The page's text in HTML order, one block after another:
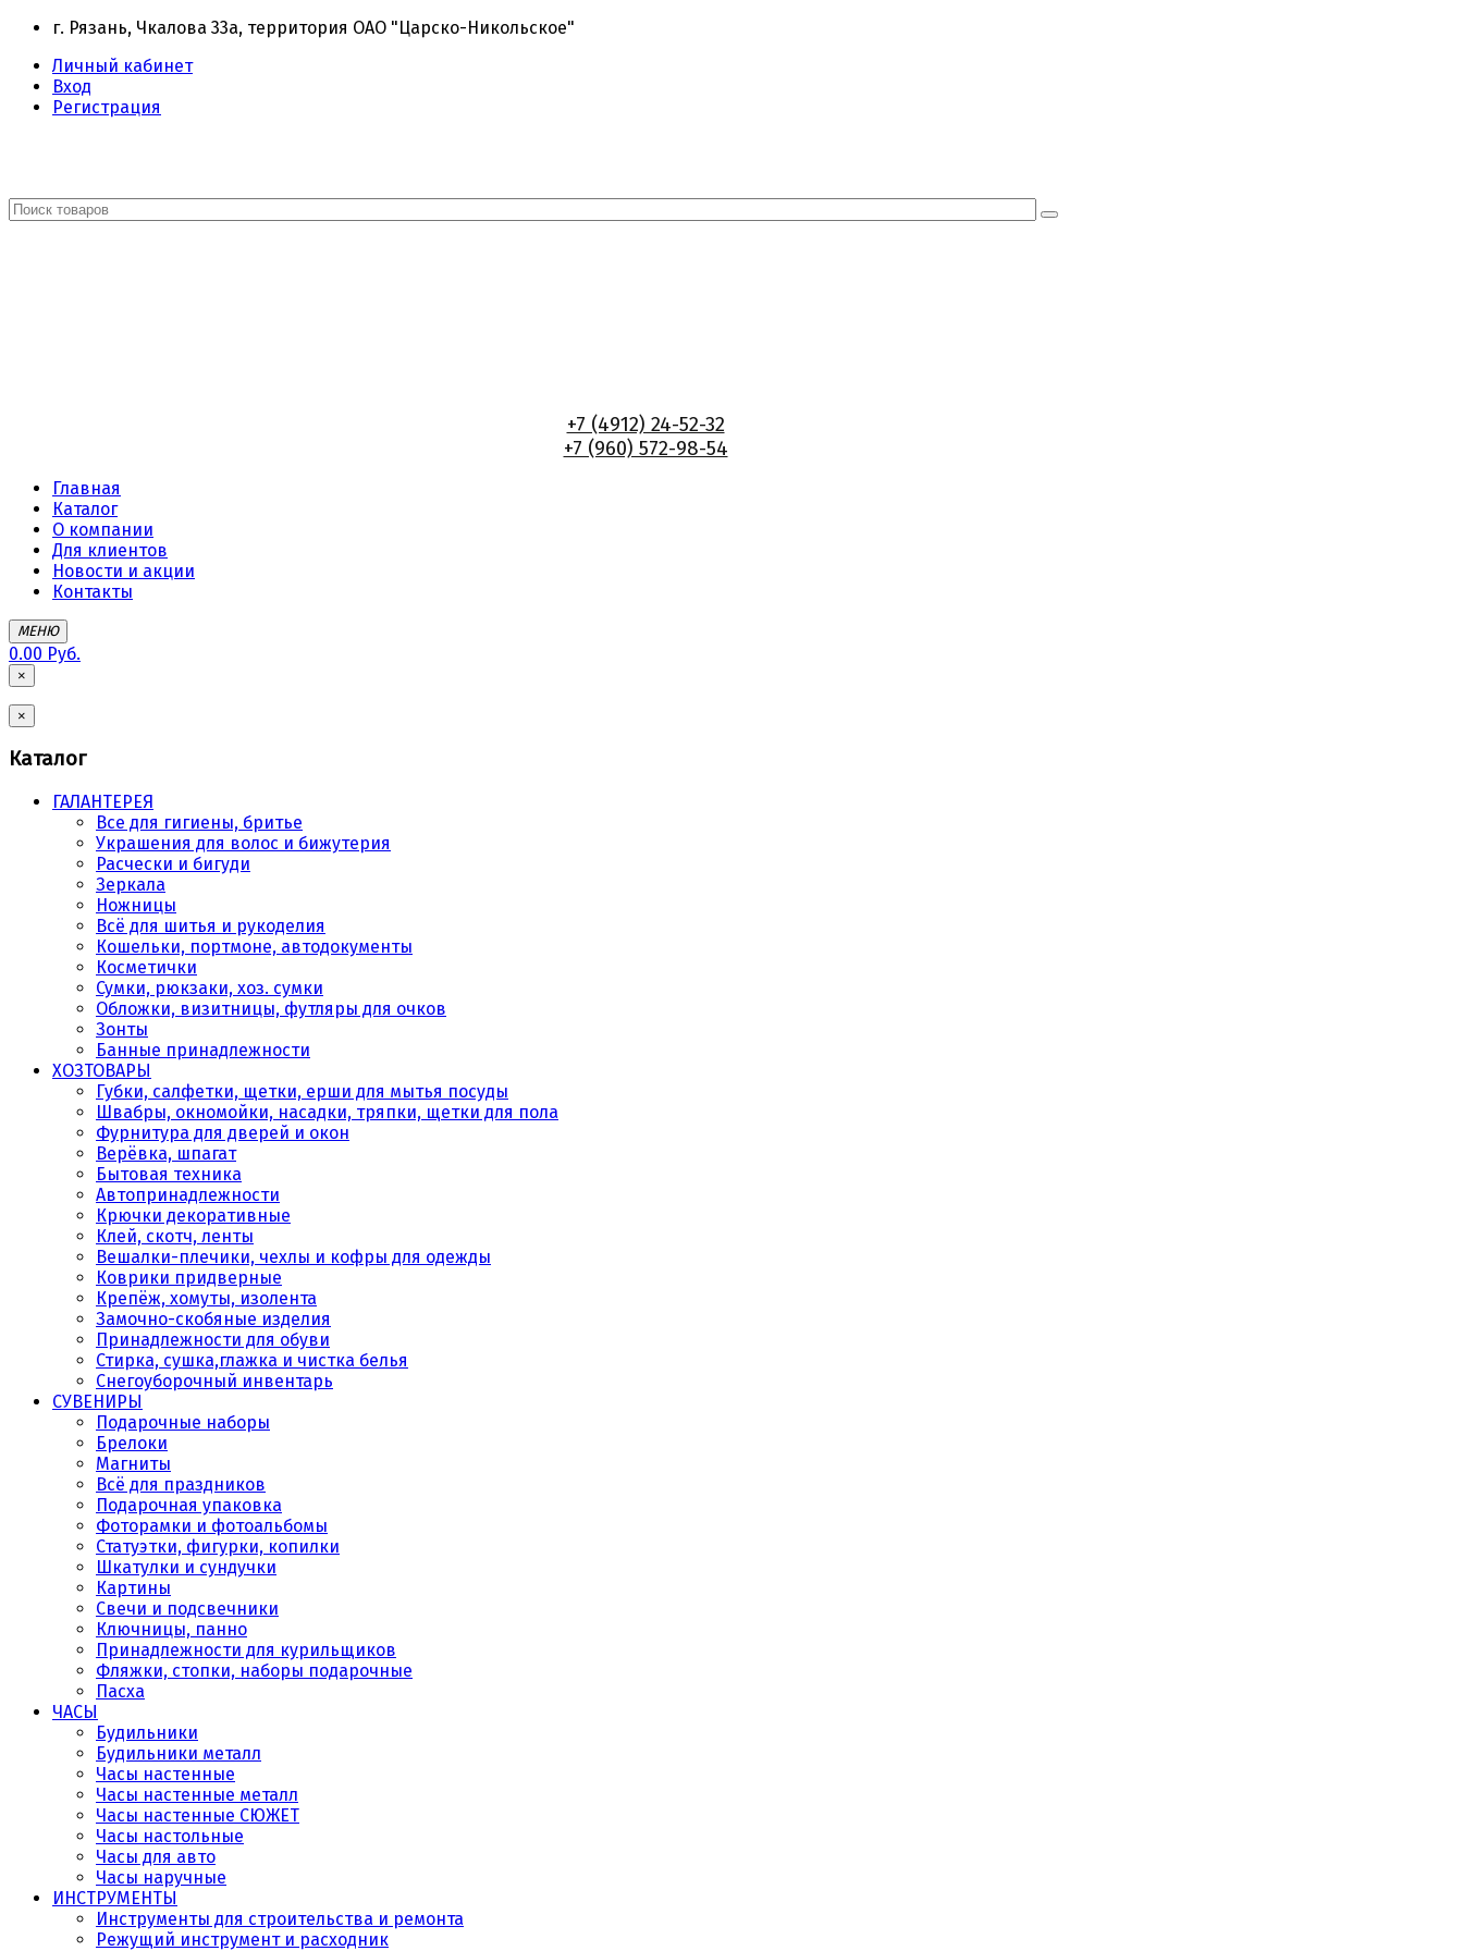
г. Рязань, Чкалова 33а, территория ОАО "Царско-Никольское"
Личный кабинет
Вход
Регистрация
+7 (4912) 24-52-32
+7 (960) 572-98-54
Главная
Каталог
О компании
Для клиентов
Новости и акции
Контакты
МЕНЮ
0.00 Руб.
×
×
Каталог
ГАЛАНТЕРЕЯ
Все для гигиены, бритье
Украшения для волос и бижутерия
Расчески и бигуди
Зеркала
Ножницы
Всё для шитья и рукоделия
Кошельки, портмоне, автодокументы
Косметички
Сумки, рюкзаки, хоз. сумки
Обложки, визитницы, футляры для очков
Зонты
Банные принадлежности
ХОЗТОВАРЫ
Губки, салфетки, щетки, ерши для мытья посуды
Швабры, окномойки, насадки, тряпки, щетки для пола
Фурнитура для дверей и окон
Верёвка, шпагат
Бытовая техника
Автопринадлежности
Крючки декоративные
Клей, скотч, ленты
Вешалки-плечики, чехлы и кофры для одежды
Коврики придверные
Крепёж, хомуты, изолента
Замочно-скобяные изделия
Принадлежности для обуви
Стирка, сушка,глажка и чистка белья
Снегоуборочный инвентарь
СУВЕНИРЫ
Подарочные наборы
Брелоки
Магниты
Всё для праздников
Подарочная упаковка
Фоторамки и фотоальбомы
Статуэтки, фигурки, копилки
Шкатулки и сундучки
Картины
Свечи и подсвечники
Ключницы, панно
Принадлежности для курильщиков
Фляжки, стопки, наборы подарочные
Пасха
ЧАСЫ
Будильники
Будильники металл
Часы настенные
Часы настенные металл
Часы настенные СЮЖЕТ
Часы настольные
Часы для авто
Часы наручные
ИНСТРУМЕНТЫ
Инструменты для строительства и ремонта
Режущий инструмент и расходник